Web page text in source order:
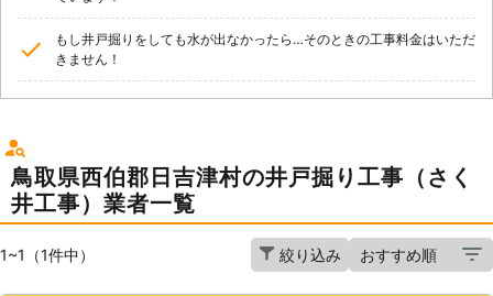
もし井戸掘りをしても水が出なかったら…そのときの工事料金はいただ
きません！
鳥取県西伯郡日吉津村の井戸掘り工事（さく
井工事）業者一覧
1~1（1件中） 絞り込み